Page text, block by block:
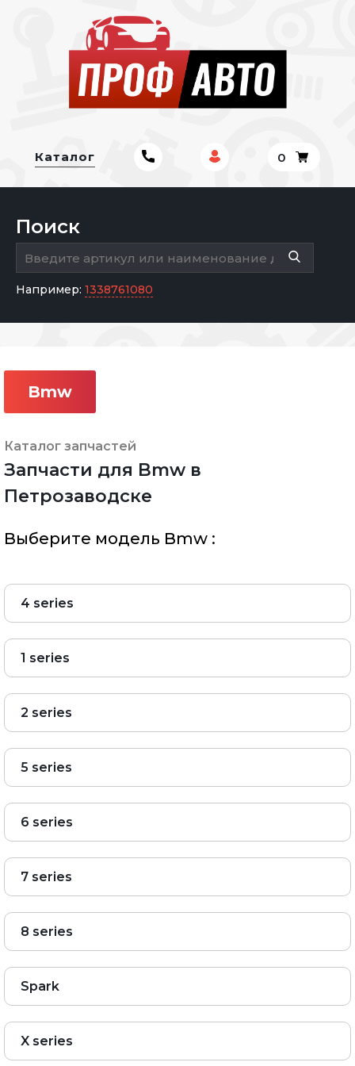
Каталог 0
Поиск
Например: 1338761080
Bmw
Каталог запчастей
Запчасти для Bmw в
Петрозаводске
Выберите модель Bmw :
4 series
1 series
2 series
5 series
6 series
7 series
8 series
Spark
X series